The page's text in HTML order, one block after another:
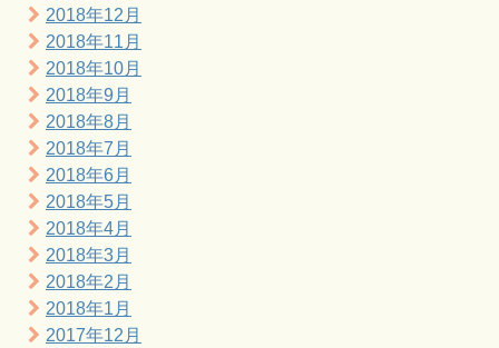
2018年12月
2018年11月
2018年10月
2018年9月
2018年8月
2018年7月
2018年6月
2018年5月
2018年4月
2018年3月
2018年2月
2018年1月
2017年12月